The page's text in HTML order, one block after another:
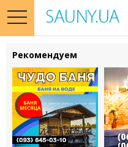
toggle
navigation
Рекомендуем